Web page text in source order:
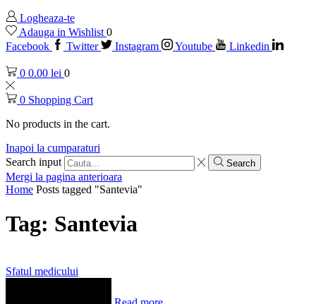
Logheaza-te
Adauga in Wishlist 0
Facebook
Twitter Instagram Youtube Linkedin
0 0.00 lei 0
0 Shopping Cart
No products in the cart.
Inapoi la cumparaturi
Search input
Search
Mergi la pagina anterioara
Home Posts tagged "Santevia"
Tag: Santevia
Sfatul medicului